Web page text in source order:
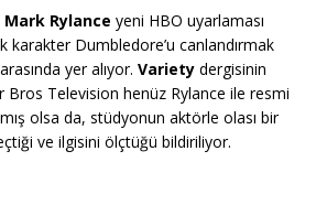
Mark Rylance yeni HBO uyarlaması
karakter Dumbledore’u canlandırmak
yer alıyor. Variety dergisinin
Bros Television henüz Rylance ile resmi
olsa da, stüdyonun aktörle olası bir
ve ilgisini ölçtüğü bildiriliyor.